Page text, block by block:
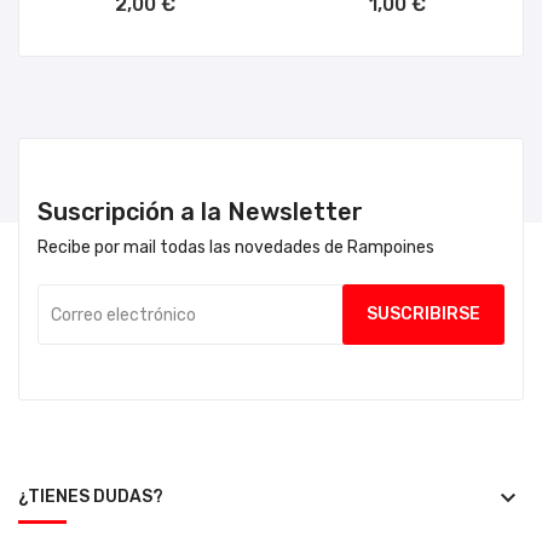
Suscripción a la Newsletter
Recibe por mail todas las novedades de Rampoines
¿TIENES DUDAS? keyboard_arrow_down